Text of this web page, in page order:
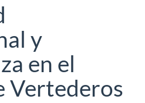
y
en el
Vertederos